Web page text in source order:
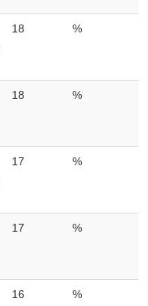
18 %
18 %
17 %
17 %
16 %